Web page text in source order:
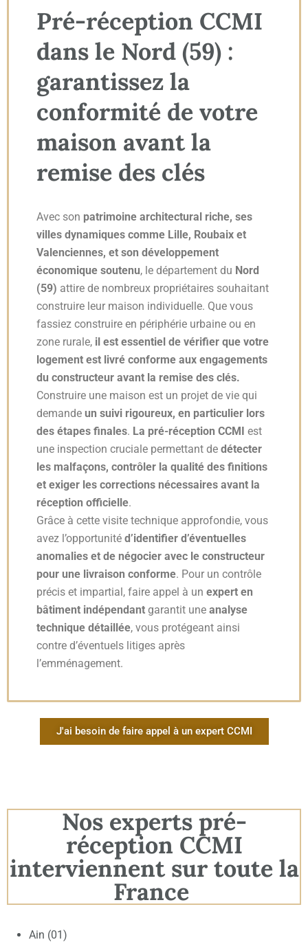
Pré-réception CCMI
dans le Nord (59) :
garantissez la
conformité de votre
maison avant la
remise des clés
Avec son patrimoine architectural riche, ses
villes dynamiques comme Lille, Roubaix et
Valenciennes, et son développement
économique soutenu, le département du Nord
(59) attire de nombreux propriétaires souhaitant
construire leur maison individuelle. Que vous
fassiez construire en périphérie urbaine ou en
zone rurale, il est essentiel de vérifier que votre
logement est livré conforme aux engagements
du constructeur avant la remise des clés.
Construire une maison est un projet de vie qui
demande un suivi rigoureux, en particulier lors
des étapes finales. La pré-réception CCMI est
une inspection cruciale permettant de détecter
les malfaçons, contrôler la qualité des finitions
et exiger les corrections nécessaires avant la
réception officielle.
Grâce à cette visite technique approfondie, vous
avez l’opportunité d’identifier d’éventuelles
anomalies et de négocier avec le constructeur
pour une livraison conforme. Pour un contrôle
précis et impartial, faire appel à un expert en
bâtiment indépendant garantit une analyse
technique détaillée, vous protégeant ainsi
contre d’éventuels litiges après
l’emménagement.
J'ai besoin de faire appel à un expert CCMI
Nos experts pré-
réception CCMI
interviennent sur toute la
France
Ain (01)